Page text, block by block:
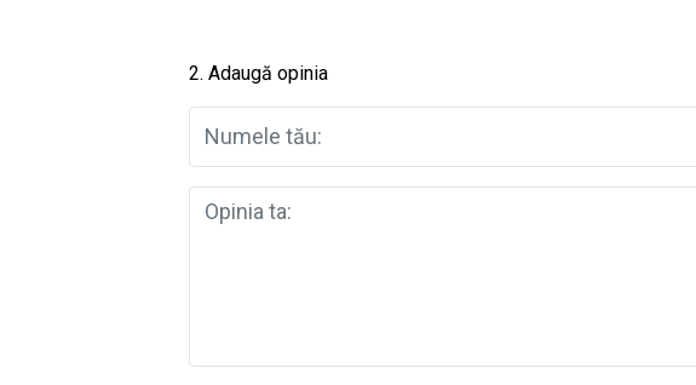
2. Adaugă opinia